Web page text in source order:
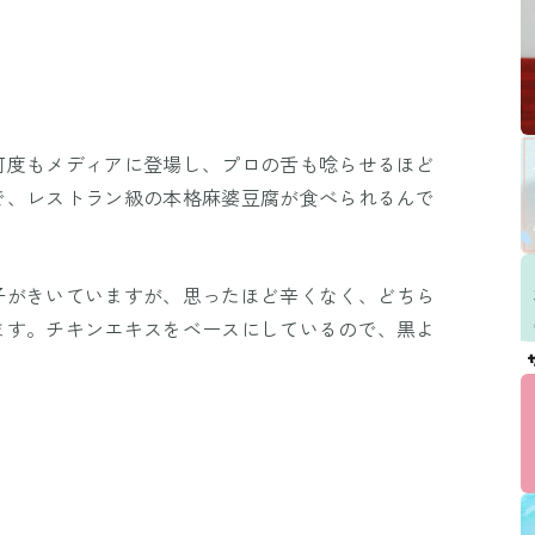
もメディアに登場し、プロの舌も唸らせるほど
レストラン級の本格麻婆豆腐が食べられるんで
きいていますが、思ったほど辛くなく、どちら
。チキンエキスをベースにしているので、黒よ